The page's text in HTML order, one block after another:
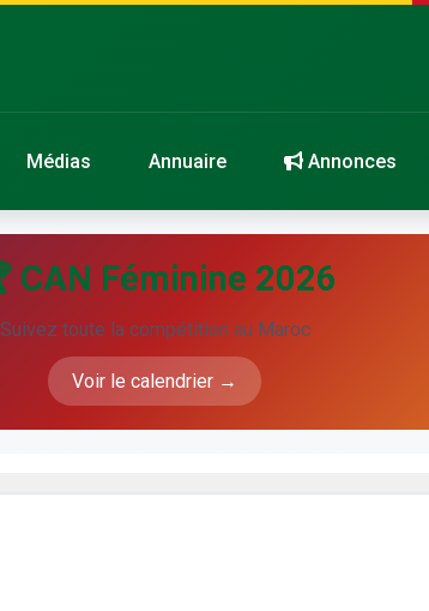
Médias Annuaire Annonces
CAN Féminine 2026
Suivez toute la compétition au Maroc
Voir le calendrier →